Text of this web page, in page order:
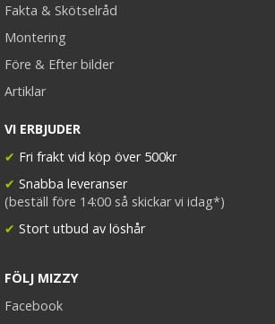
Fakta & Skötselråd
Montering
Före & Efter bilder
Artiklar
VI ERBJUDER
✔ Fri frakt vid köp över 500kr
✔ Snabba leveranser
(beställ före 14:00 så skickar vi idag*)
✔ Stort utbud av löshår
FÖLJ MIZZY
Facebook